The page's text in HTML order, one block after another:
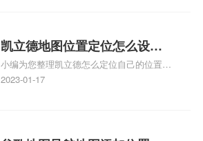
门指路人地图标注服务中心地址标注上地图
怎么弄相关地图标注知识，详情可查看下方
正文！
凯立德地图位置定位怎么设置
自己的指路人地图标注服务中
心名？凯立德地图位置定位怎
小编为您整理凯立德怎么定位自己的位置
啊、手机凯立德地图定位怎么设置往上走、
2023-01-17